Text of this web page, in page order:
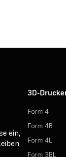
ein,
3D-Drucker
Form 4
Form 4B
Form 4L
Form 3BL